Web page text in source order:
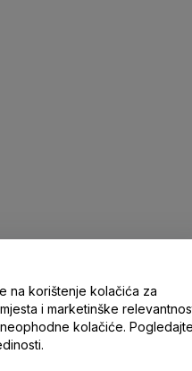
nas
na korištenje kolačića za
i marketinške
kolačiće.